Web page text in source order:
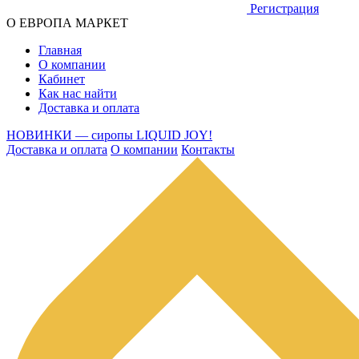
Регистрация
О ЕВРОПА МАРКЕТ
Главная
О компании
Кабинет
Как нас найти
Доставка и оплата
НОВИНКИ — сиропы LIQUID JOY!
Доставка и оплата О компании Контакты